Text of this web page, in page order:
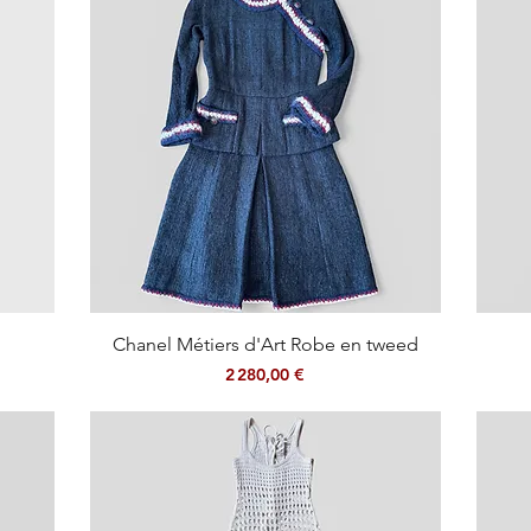
Aperçu rapide
Chanel Métiers d'Art Robe en tweed
Prix
2 280,00 €